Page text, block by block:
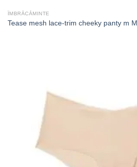
ÎMBRĂCĂMINTE
Tease mesh lace-trim cheeky panty m M